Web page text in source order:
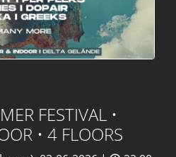
FESTIVAL •
• 4 FLOORS